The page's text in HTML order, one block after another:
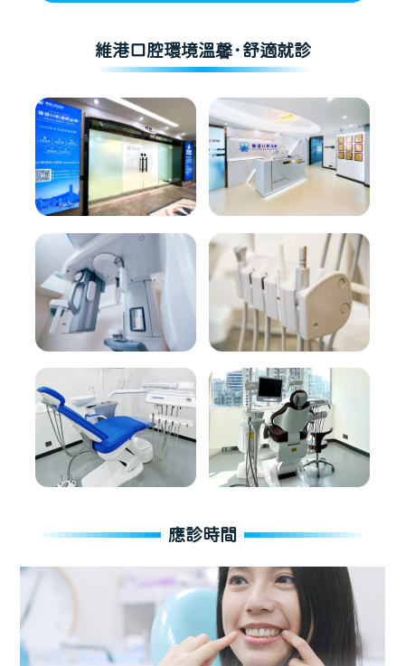
維港口腔環境溫馨·舒適就診
應診時間